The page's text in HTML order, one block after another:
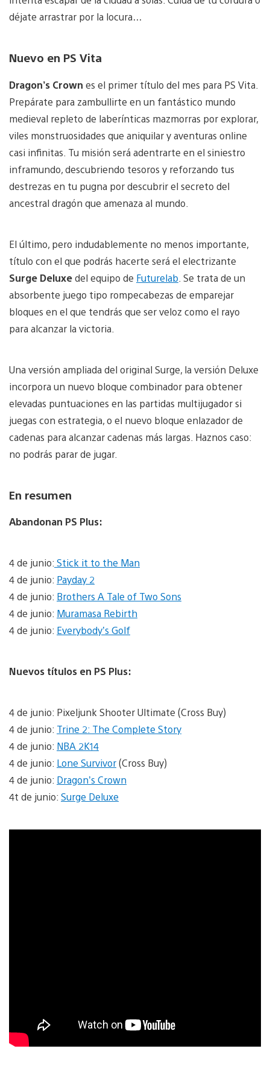
déjate arrastrar por la locura…
Nuevo en PS Vita
Dragon’s Crown es el primer título del mes para PS Vita.
Prepárate para zambullirte en un fantástico mundo
medieval repleto de laberínticas mazmorras por explorar,
viles monstruosidades que aniquilar y aventuras online
casi infinitas. Tu misión será adentrarte en el siniestro
inframundo, descubriendo tesoros y reforzando tus
destrezas en tu pugna por descubrir el secreto del
ancestral dragón que amenaza al mundo.
El último, pero indudablemente no menos importante,
título con el que podrás hacerte será el electrizante
Surge Deluxedel equipo de Futurelab . Se trata de un
absorbente juego tipo rompecabezas de emparejar
bloques en el que tendrás que ser veloz como el rayo
para alcanzar la victoria.
Una versión ampliada del original Surge, la versión Deluxe
incorpora un nuevo bloque combinador para obtener
elevadas puntuaciones en las partidas multijugador si
juegas con estrategia, o el nuevo bloque enlazador de
cadenas para alcanzar cadenas más largas. Haznos caso:
no podrás parar de jugar.
En resumen
Abandonan PS Plus:
4 de junio: Stick it to the Man
4 de junio: Payday 2
4 de junio: Brothers A Tale of Two Sons
4 de junio: Muramasa Rebirth
4 de junio: Everybody’s Golf
Nuevos títulos en PS Plus:
4 de junio: Pixeljunk Shooter Ultimate (Cross Buy)
4 de junio: Trine 2: The Complete Story
4 de junio: NBA 2K14
4 de junio: Lone Survivor(Cross Buy)
4 de junio: Dragon’s Crown
4t de junio: Surge Deluxe